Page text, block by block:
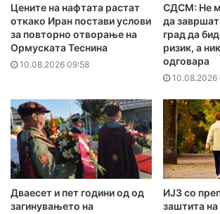
Цените на нафтата растат
откако Иран постави услови
за повторно отворање на
Ормуската Теснина
10.08.2026 09:58
СДСМ: Не
да
град да
ризик, а
одговара
10.08.2026
Дваесет и пет години од од
загинувањето на
ИЈЗ со
заштита